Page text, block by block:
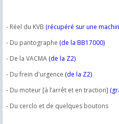
- Réel du KVB (récupéré sur une
- Du pantographe (de la BB17000)
- De la VACMA (de la Z2)
- Du frein d'urgence (de la Z2)
- Du moteur [à l’arrêt et en traction]
- Du cerclo et de quelques boutons